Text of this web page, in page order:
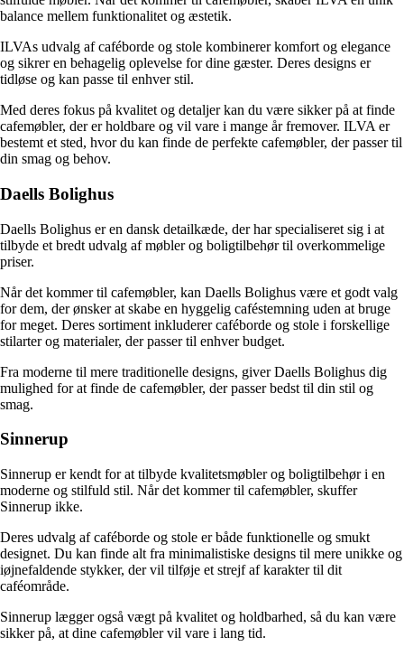
balance mellem funktionalitet og æstetik.
ILVAs udvalg af caféborde og stole kombinerer komfort og elegance
og sikrer en behagelig oplevelse for dine gæster. Deres designs er
tidløse og kan passe til enhver stil.
Med deres fokus på kvalitet og detaljer kan du være sikker på at finde
cafemøbler, der er holdbare og vil vare i mange år fremover. ILVA er
bestemt et sted, hvor du kan finde de perfekte cafemøbler, der passer til
din smag og behov.
Daells Bolighus
Daells Bolighus er en dansk detailkæde, der har specialiseret sig i at
tilbyde et bredt udvalg af møbler og boligtilbehør til overkommelige
priser.
Når det kommer til cafemøbler, kan Daells Bolighus være et godt valg
for dem, der ønsker at skabe en hyggelig caféstemning uden at bruge
for meget. Deres sortiment inkluderer caféborde og stole i forskellige
stilarter og materialer, der passer til enhver budget.
Fra moderne til mere traditionelle designs, giver Daells Bolighus dig
mulighed for at finde de cafemøbler, der passer bedst til din stil og
smag.
Sinnerup
Sinnerup er kendt for at tilbyde kvalitetsmøbler og boligtilbehør i en
moderne og stilfuld stil. Når det kommer til cafemøbler, skuffer
Sinnerup ikke.
Deres udvalg af caféborde og stole er både funktionelle og smukt
designet. Du kan finde alt fra minimalistiske designs til mere unikke og
iøjnefaldende stykker, der vil tilføje et strejf af karakter til dit
caféområde.
Sinnerup lægger også vægt på kvalitet og holdbarhed, så du kan være
sikker på, at dine cafemøbler vil vare i lang tid.